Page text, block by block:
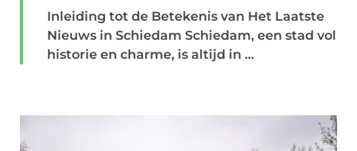
Inleiding tot de Betekenis van Het Laatste
Nieuws in Schiedam Schiedam, een stad vol
historie en charme, is altijd in ...